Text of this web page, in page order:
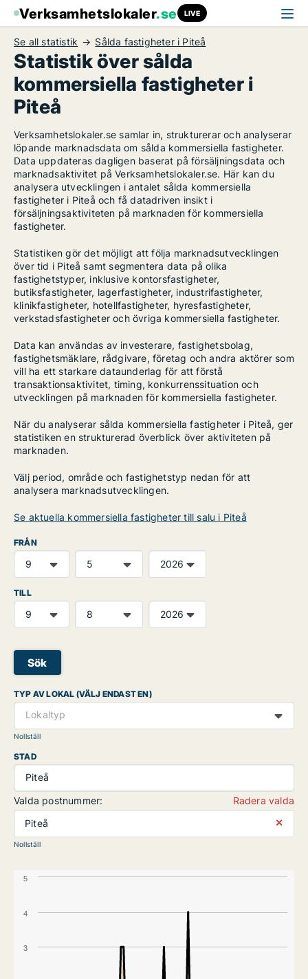
Verksamhetslokaler.se LIVE
Se all statistik Sålda fastigheter i Piteå
Statistik över sålda
kommersiella fastigheter i
Piteå
Verksamhetslokaler.se samlar in, strukturerar och analyserar
löpande marknadsdata om sålda kommersiella fastigheter.
Data uppdateras dagligen baserat på försäljningsdata och
marknadsaktivitet på Verksamhetslokaler.se. Här kan du
analysera utvecklingen i antalet sålda kommersiella
fastigheter i Piteå och få datadriven insikt i
försäljningsaktiviteten på marknaden för kommersiella
fastigheter.
Statistiken gör det möjligt att följa marknadsutvecklingen
över tid i Piteå samt segmentera data på olika
fastighetstyper, inklusive kontorsfastigheter,
butiksfastigheter, lagerfastigheter, industrifastigheter,
klinikfastigheter, hotellfastigheter, hyresfastigheter,
verkstadsfastigheter och övriga kommersiella fastigheter.
Data kan användas av investerare, fastighetsbolag,
fastighetsmäklare, rådgivare, företag och andra aktörer som
vill ha ett starkare dataunderlag för att förstå
transaktionsaktivitet, timing, konkurrenssituation och
utvecklingen på marknaden för kommersiella fastigheter.
När du analyserar sålda kommersiella fastigheter i Piteå, ger
statistiken en strukturerad överblick över aktiviteten på
marknaden.
Välj period, område och fastighetstyp nedan för att
analysera marknadsutvecklingen.
Se aktuella kommersiella fastigheter till salu i Piteå
FRÅN
TILL
Sök
TYP AV LOKAL (VÄLJ ENDAST EN)
Lokaltyp
Nollställ
STAD
Piteå
Valda postnummer:
Radera valda
Piteå
⨯
Nollställ
3
4
5